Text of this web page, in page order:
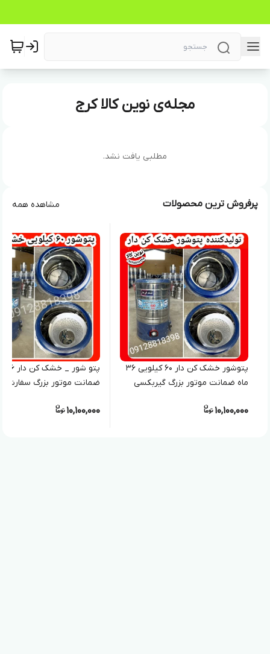
مجله‌ی نوین کالا کرج
مطلبی یافت نشد.
پرفروش ترین محصولات مشاهده همه
پتوشور خشک کن دار ۶۰ کیلویی ۳۶
ماه ضمانت موتور بزرگ گیربکسی
10,100,000
ضمانت موتور بزرگ سفارشی
10,100,000